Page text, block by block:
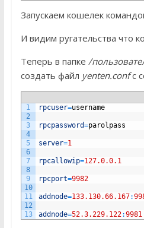
Запускаем кошелек
И видим ругательства что
Теперь в папке /
создать файл yenten.confс
1
2
3
4
5
6
7
8
9
10
11
12
13
rpcuser=username
rpcpassword=parolpass
server=1
rpcallowip=127.0.0.1
rpcport=9982
addnode=133.130.66.167:
addnode=52.3.229.122:9981